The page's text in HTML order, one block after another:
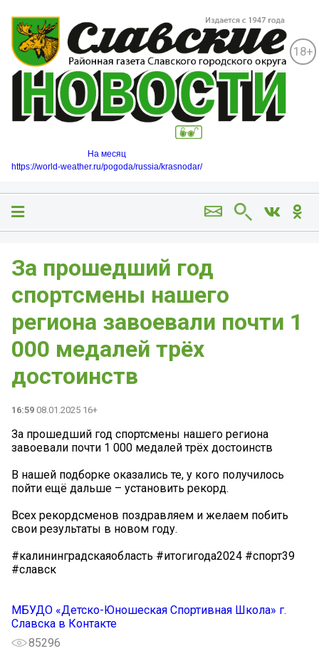
18+
На месяц
https://world-weather.ru/pogoda/russia/krasnodar/
За прошедший год
спортсмены нашего
региона завоевали почти 1
000 медалей трёх
достоинств
16:59 08.01.2025 16+
За прошедший год спортсмены нашего региона
завоевали почти 1 000 медалей трёх достоинств
В нашей подборке оказались те, у кого получилось
пойти ещё дальше – установить рекорд.
Всех рекордсменов поздравляем и желаем побить
свои результаты в новом году.
#калининградскаяобласть #итогигода2024 #спорт39
#славск
МБУДО «Детско-Юношеская Спортивная Школа» г.
Славска в Контакте
85296